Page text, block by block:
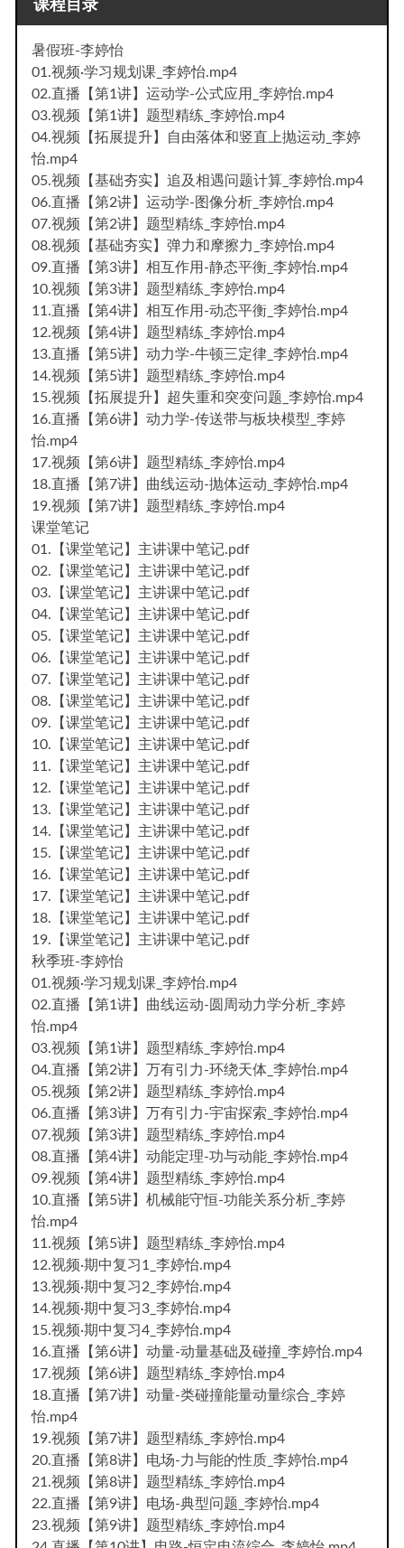
课程目录
暑假班-李婷怡
01.视频·学习规划课_李婷怡.mp4
02.直播【第1讲】运动学-公式应用_李婷怡.mp4
03.视频【第1讲】题型精练_李婷怡.mp4
04.视频【拓展提升】自由落体和竖直上抛运动_李婷
怡.mp4
05.视频【基础夯实】追及相遇问题计算_李婷怡.mp4
06.直播【第2讲】运动学-图像分析_李婷怡.mp4
07.视频【第2讲】题型精练_李婷怡.mp4
08.视频【基础夯实】弹力和摩擦力_李婷怡.mp4
09.直播【第3讲】相互作用-静态平衡_李婷怡.mp4
10.视频【第3讲】题型精练_李婷怡.mp4
11.直播【第4讲】相互作用-动态平衡_李婷怡.mp4
12.视频【第4讲】题型精练_李婷怡.mp4
13.直播【第5讲】动力学-牛顿三定律_李婷怡.mp4
14.视频【第5讲】题型精练_李婷怡.mp4
15.视频【拓展提升】超失重和突变问题_李婷怡.mp4
16.直播【第6讲】动力学-传送带与板块模型_李婷
怡.mp4
17.视频【第6讲】题型精练_李婷怡.mp4
18.直播【第7讲】曲线运动-抛体运动_李婷怡.mp4
19.视频【第7讲】题型精练_李婷怡.mp4
课堂笔记
01.【课堂笔记】主讲课中笔记.pdf
02.【课堂笔记】主讲课中笔记.pdf
03.【课堂笔记】主讲课中笔记.pdf
04.【课堂笔记】主讲课中笔记.pdf
05.【课堂笔记】主讲课中笔记.pdf
06.【课堂笔记】主讲课中笔记.pdf
07.【课堂笔记】主讲课中笔记.pdf
08.【课堂笔记】主讲课中笔记.pdf
09.【课堂笔记】主讲课中笔记.pdf
10.【课堂笔记】主讲课中笔记.pdf
11.【课堂笔记】主讲课中笔记.pdf
12.【课堂笔记】主讲课中笔记.pdf
13.【课堂笔记】主讲课中笔记.pdf
14.【课堂笔记】主讲课中笔记.pdf
15.【课堂笔记】主讲课中笔记.pdf
16.【课堂笔记】主讲课中笔记.pdf
17.【课堂笔记】主讲课中笔记.pdf
18.【课堂笔记】主讲课中笔记.pdf
19.【课堂笔记】主讲课中笔记.pdf
秋季班-李婷怡
01.视频·学习规划课_李婷怡.mp4
02.直播【第1讲】曲线运动-圆周动力学分析_李婷
怡.mp4
03.视频【第1讲】题型精练_李婷怡.mp4
04.直播【第2讲】万有引力-环绕天体_李婷怡.mp4
05.视频【第2讲】题型精练_李婷怡.mp4
06.直播【第3讲】万有引力-宇宙探索_李婷怡.mp4
07.视频【第3讲】题型精练_李婷怡.mp4
08.直播【第4讲】动能定理-功与动能_李婷怡.mp4
09.视频【第4讲】题型精练_李婷怡.mp4
10.直播【第5讲】机械能守恒-功能关系分析_李婷
怡.mp4
11.视频【第5讲】题型精练_李婷怡.mp4
12.视频·期中复习1_李婷怡.mp4
13.视频·期中复习2_李婷怡.mp4
14.视频·期中复习3_李婷怡.mp4
15.视频·期中复习4_李婷怡.mp4
16.直播【第6讲】动量-动量基础及碰撞_李婷怡.mp4
17.视频【第6讲】题型精练_李婷怡.mp4
18.直播【第7讲】动量-类碰撞能量动量综合_李婷
怡.mp4
19.视频【第7讲】题型精练_李婷怡.mp4
20.直播【第8讲】电场-力与能的性质_李婷怡.mp4
21.视频【第8讲】题型精练_李婷怡.mp4
22.直播【第9讲】电场-典型问题_李婷怡.mp4
23.视频【第9讲】题型精练_李婷怡.mp4